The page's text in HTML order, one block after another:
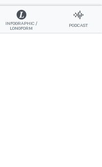
INFOGRAPHIC /
LONGFORM
PODCAST